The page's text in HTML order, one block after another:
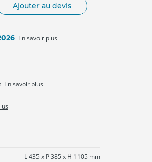
Ajouter au devis
En savoir plus
En savoir plus
L 435 x P 385 x H 1105 mm